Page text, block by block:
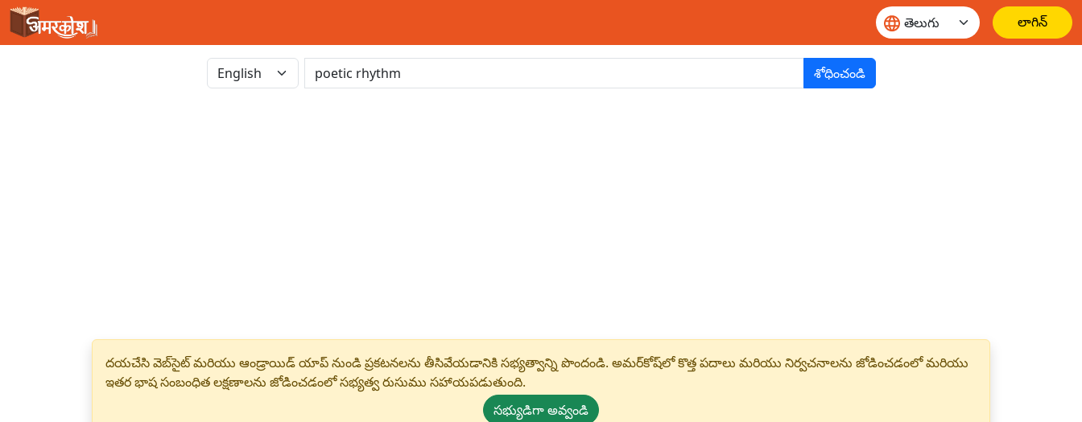
లాగిన్
శోధించండి
దయచేసి వెబ్‌సైట్ మరియు ఆండ్రాయిడ్ యాప్ నుండి ప్రకటనలను తీసివేయడానికి సభ్యత్వాన్ని పొందండి. అమర్‌కోష్‌లో కొత్త పదాలు మరియు నిర్వచనాలను జోడించడంలో మరియు
ఇతర భాష సంబంధిత లక్షణాలను జోడించడంలో సభ్యత్వ రుసుము సహాయపడుతుంది.
సభ్యుడిగా అవ్వండి